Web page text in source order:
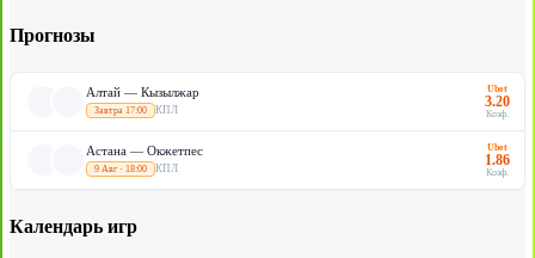
Прогнозы
Алтай — Кызылжар
Завтра 17:00 КПЛ
Ubet
3.20
Коэф.
Астана — Окжетпес
9 Авг · 18:00 КПЛ
Ubet
1.86
Коэф.
Календарь игр